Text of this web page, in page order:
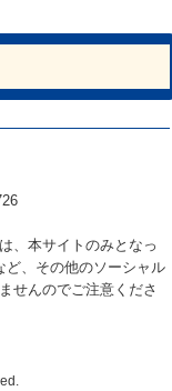
、本サイトのみとなっ
ど、その他のソーシャル
せんのでご注意くださ